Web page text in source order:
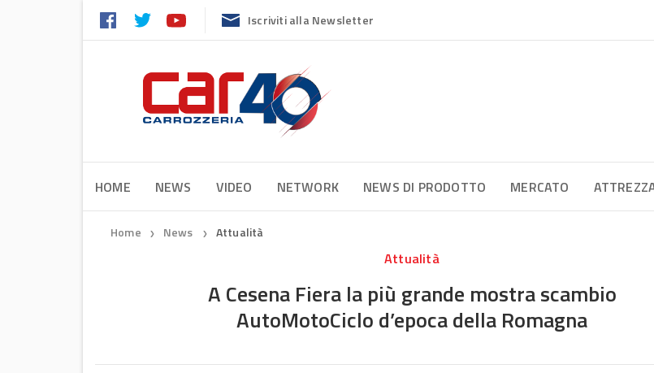
Iscriviti alla Newsletter
HOME NEWS VIDEO NETWORK NEWS DI PRODOTTO MERCATO
Home ❯ News ❯ Attualità
Attualità
A Cesena Fiera la più grande mostra scambio
AutoMotoCiclo d’epoca della Romagna